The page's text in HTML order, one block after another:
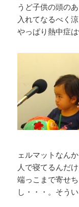
うど子供の頭の
入れてなるべく
やっぱり熱中症は
ェルマットなん
人で寝てるんだ
端っこまで寄せ
し・・・。そう